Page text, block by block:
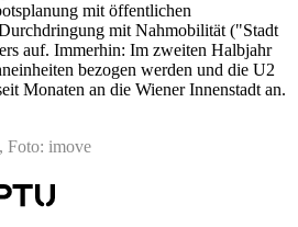
mit öffentlichen
mit Nahmobilität ("Stadt
auf. Immerhin: Im zweiten Halbjahr
bezogen werden und die U2
Monaten an die Wiener Innenstadt an.
Foto: imove